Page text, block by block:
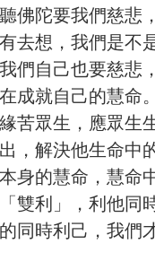
佛陀要我們慈悲
去想，我們是不
們自己也要慈悲
成就自己的慧命
苦眾生，應眾生
，解決他生命中
身的慧命，慧命
雙利」，利他同
同時利己，我們